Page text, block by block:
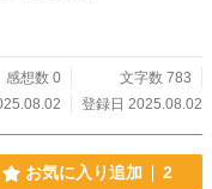
感想数 0
文字数 783
登録日 2025.08.02
お気に入り追加 2